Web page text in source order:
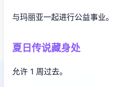
与玛丽亚一起进行公益事业。
夏日传说藏身处
允许 1 周过去。